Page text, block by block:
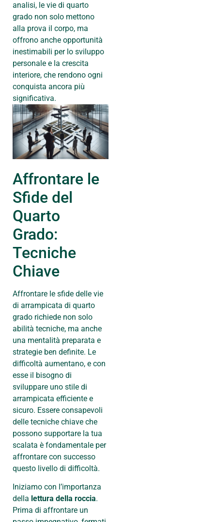
analisi, le vie di quarto
grado non solo mettono
alla prova il corpo, ma
offrono anche opportunità
inestimabili per lo sviluppo
personale e la crescita
interiore, che rendono ogni
conquista ancora più
significativa.
Affrontare le
Sfide del
Quarto
Grado:
Tecniche
Chiave
Affrontare le sfide delle vie
di arrampicata di quarto
grado richiede non solo
abilità tecniche, ma anche
una mentalità preparata e
strategie ben definite. Le
difficoltà aumentano, e con
esse il bisogno di
sviluppare uno stile di
arrampicata efficiente e
sicuro. Essere consapevoli
delle tecniche chiave che
possono supportare la tua
scalata è fondamentale per
affrontare con successo
questo livello di difficoltà.
Iniziamo con l’importanza
della lettura della roccia.
Prima di affrontare un